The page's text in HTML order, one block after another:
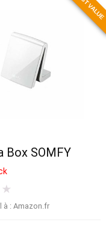
Box SOMFY
★
à : Amazon.fr